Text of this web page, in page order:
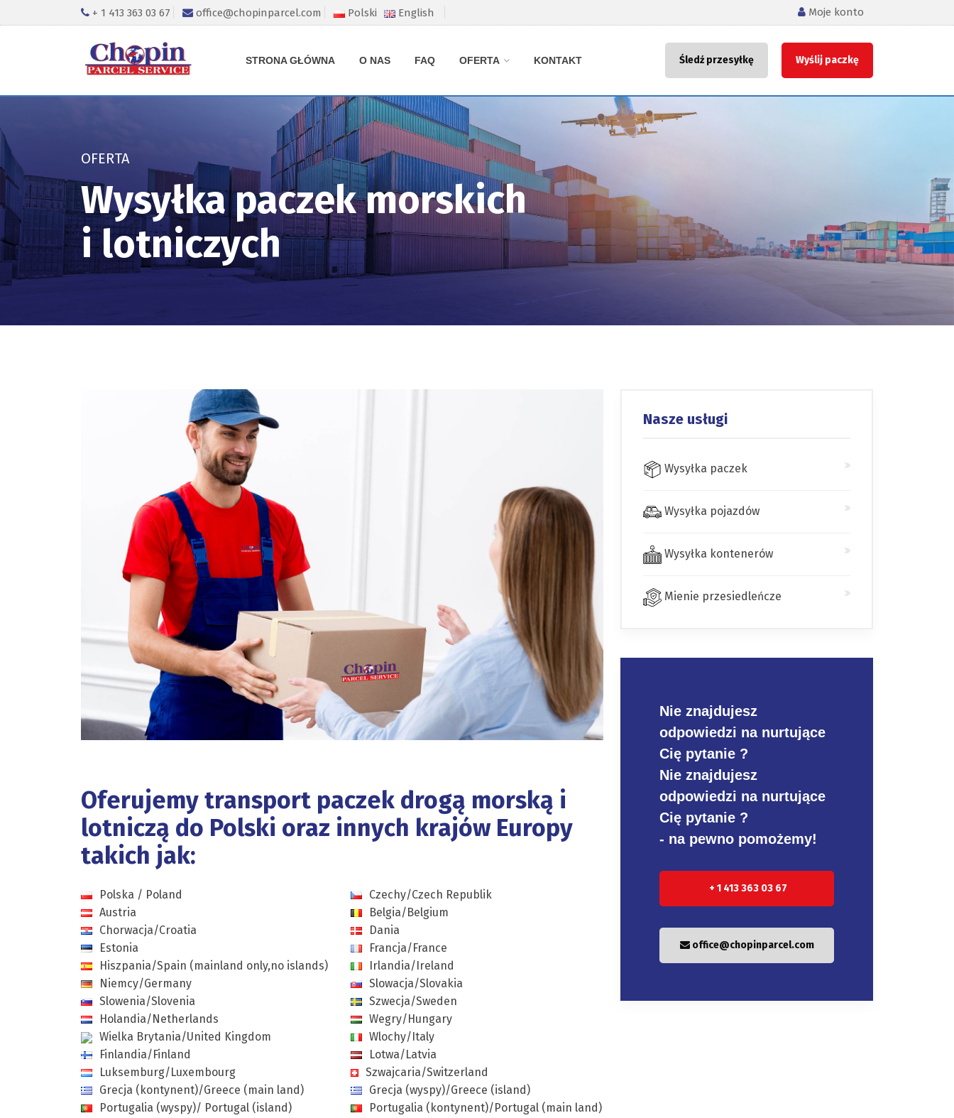
+ 1 413 363 03 67 office@chopinparcel.com Polski English Moje konto
STRONA GŁÓWNA O NAS FAQ OFERTA KONTAKT Śledź przesyłkę Wyślij paczkę
OFERTA
Wysyłka paczek morskich
i lotniczych
Oferujemy transport paczek drogą morską i
lotniczą do Polski oraz innych krajów Europy
takich jak:
Polska / Poland
Czechy/Czech Republik
Austria
Belgia/Belgium
Chorwacja/Croatia
Dania
Estonia
Francja/France
Hiszpania/Spain (mainland only,no islands)
Irlandia/Ireland
Niemcy/Germany
Slowacja/Slovakia
Slowenia/Slovenia
Szwecja/Sweden
Holandia/Netherlands
Wegry/Hungary
Wielka Brytania/United Kingdom
Wlochy/Italy
Finlandia/Finland
Lotwa/Latvia
Luksemburg/Luxembourg
Szwajcaria/Switzerland
Grecja (kontynent)/Greece (main land)
Grecja (wyspy)/Greece (island)
Portugalia (wyspy)/ Portugal (island)
Portugalia (kontynent)/Portugal (main land)
Nasze usługi
Wysyłka paczek
Wysyłka pojazdów
Wysyłka kontenerów
Mienie przesiedleńcze
Nie znajdujesz
odpowiedzi na nurtujące
Cię pytanie ?
Nie znajdujesz
odpowiedzi na nurtujące
Cię pytanie ?
- na pewno pomożemy!
+ 1 413 363 03 67
office@chopinparcel.com